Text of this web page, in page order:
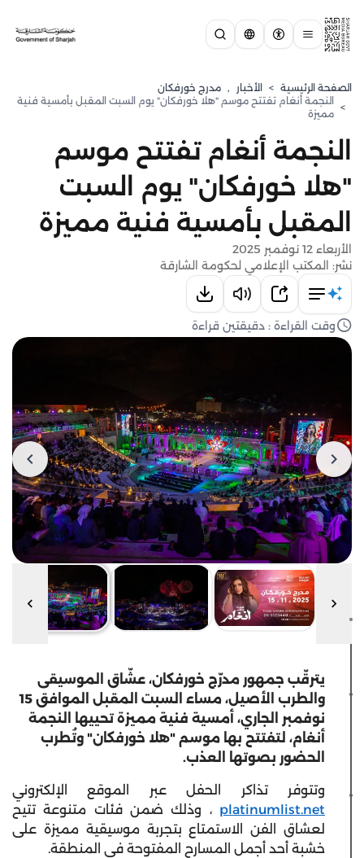
الصفحة الرئيسية > الأخبار , مدرج خورفكان
>
النجمة أنغام تفتتح موسم "هلا خورفكان" يوم السبت المقبل بأمسية فنية
مميزة
النجمة أنغام تفتتح موسم
"هلا خورفكان" يوم السبت
المقبل بأمسية فنية مميزة
الأربعاء 12 نوفمبر 2025
نشر: المكتب الإعلامي لحكومة الشارقة
وقت القراءة : دقيقتين قراءة
يترقّب جمهور مدرّج خورفكان، عشّاق الموسيقى
والطرب الأصيل، مساء السبت المقبل الموافق 15
نوفمبر الجاري، أمسية فنية مميزة تحييها النجمة
أنغام، لتفتتح بها موسم "هلا خورفكان" وتُطرب
الحضور بصوتها العذب.
وتتوفر تذاكر الحفل عبر الموقع الإلكتروني
platinumlist.net ، وذلك ضمن فئات متنوعة تتيح
لعشاق الفن الاستمتاع بتجربة موسيقية مميزة على
خشبة أحد أجمل المسارح المفتوحة في المنطقة.